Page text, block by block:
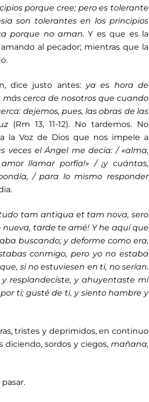
porque cree; pero es tolerante
son tolerantes en los principios
porque no aman.Y es que es la
al pecador; mientras que la
dice justo antes: ya es hora de
cerca de nosotros que cuando
dejemos, pues, las obras de las
(Rm 13, 11-12). No tardemos. No
la Voz de Dios que nos impele a
veces el Ángel me decía: / «alma,
llamar porfía!» / ¡y cuántas,
/ para lo mismo responder
tam antiqua et tam nova, sero
tarde te amé! Y he aquí que
buscando; y deforme como era,
conmigo, pero yo no estaba
si no estuviesen en ti, no serían.
resplandeciste, y ahuyentaste mi
ti; gusté de ti, y siento hambre y
tristes y deprimidos, en continuo
sordos y ciegos, mañana,